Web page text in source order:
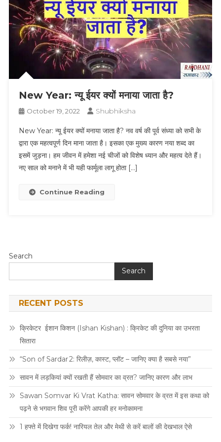
New Year: न्यू ईयर क्यों मनाया जाता है?
October 19, 2022 Shubhiksha
New Year: न्यू ईयर क्यों मनाया जाता है? नव वर्ष की पूर्व संध्या को सभी के
द्वारा एक महत्वपूर्ण दिन माना जाता है। इसका एक मुख्य कारण नया शब्द का
इसमें जुड़ना। हम जीवन में हमेशा नई चीजों को विशेष ध्यान और महत्व देते हैं।
नए साल को मनाने में भी यही फार्मूला लागू होता […]
Continue Reading
Search
Search
RECENT POSTS
क्रिकेटर ईशान किशन (Ishan Kishan) : क्रिकेट की दुनिया का उभरता
सितारा
“Son of Sardar 2: रिलीज़, कास्ट, प्लॉट – जानिए क्या है सबसे नया”
सावन में लड़कियां क्यों रखती हैं सोमवार का व्रत? जानिए कारण और लाभ
Sawan Somvar Ki Vrat Katha: सावन सोमवार के व्रत में इस कथा को
पढ़ने से भगवान शिव पूरी करेंगे आपकी हर मनोकामना
1 हफ्ते में दिखेगा फर्क! नारियल तेल और मेथी से करें बालों की देखभाल ऐसे